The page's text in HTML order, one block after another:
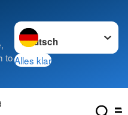
to
Sprache wechseln zu
Alles klar